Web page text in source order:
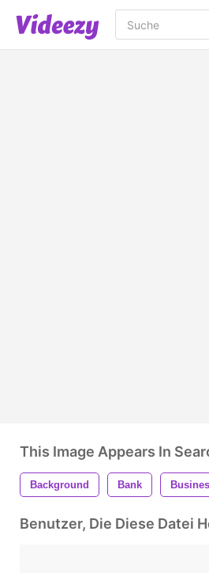
This Image Appears In
Background Bank
Benutzer, Die Diese Datei